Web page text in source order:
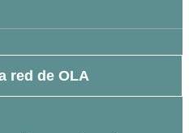
red de OLA